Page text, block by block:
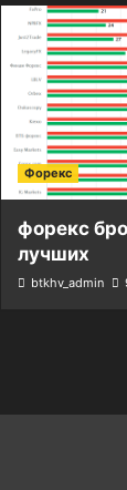
Форекс
форекс
лучших
btkhv_admin